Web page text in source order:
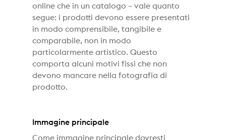
online che in un catalogo – vale quanto
segue: i prodotti devono essere presentati
in modo comprensibile, tangibile e
comparabile, non in modo
particolarmente artistico. Questo
comporta alcuni motivi fissi che non
devono mancare nella fotografia di
prodotto.
Immagine principale
Come immagine principale dovresti